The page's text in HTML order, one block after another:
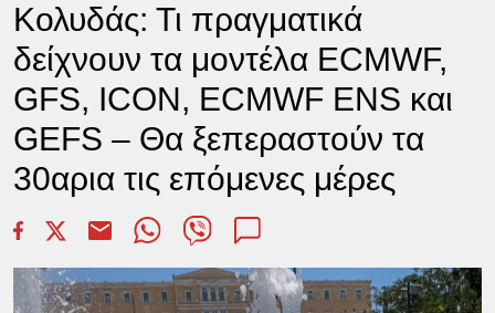
Κολυδάς: Τι πραγματικά
δείχνουν τα μοντέλα ECMWF,
GFS, ICON, ECMWF ENS και
GEFS – Θα ξεπεραστούν τα
30αρια τις επόμενες μέρες